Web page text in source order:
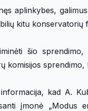
aplinkybes,
kitu konservatorių
šio
komisijos
kad A.
įmonė „Modus